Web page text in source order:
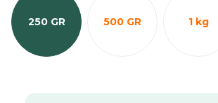
250 GR 500 GR 1 kg